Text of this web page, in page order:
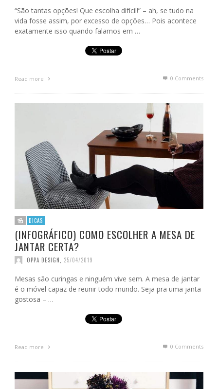
“São tantas opções! Que escolha difícil!” – ah, se tudo na
vida fosse assim, por excesso de opções… Pois acontece
exatamente isso quando falamos em …
Read more 0 Comments
DICAS
(INFOGRÁFICO) COMO ESCOLHER A MESA DE
JANTAR CERTA?
OPPA DESIGN 25/04/2019
Mesas são curingas e ninguém vive sem. A mesa de jantar
é o móvel capaz de reunir todo mundo. Seja pra uma janta
gostosa – …
Read more 0 Comments